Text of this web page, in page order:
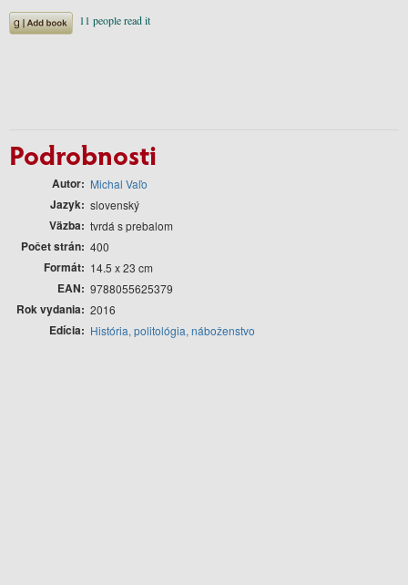
Podrobnosti
Autor Michal Vaľo
Jazyk slovenský
Väzba tvrdá s prebalom
Počet strán 400
Formát 14.5 x 23 cm
EAN 9788055625379
Rok vydania 2016
Edícia História, politológia, náboženstvo